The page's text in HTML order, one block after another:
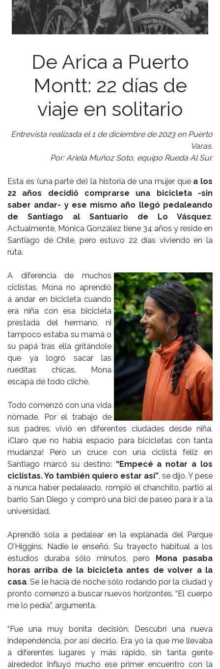
De Arica a Puerto
Montt: 22 días de
viaje en solitario
Entrevista realizada el 1 de diciembre de 2023 en Puerto
Varas.
Por: Ariela Muñoz Soto, equipo Rueda Al Sur.
Esta es (una parte de) la historia de una mujer que a los
22 años decidió comprarse una bicicleta -sin
saber andar- y ese mismo año llegó pedaleando
de Santiago al Santuario de Lo Vásquez.
Actualmente, Mónica González tiene 34 años y reside en
Santiago de Chile, pero estuvo 22 días viviendo en la
ruta.
A diferencia de muchos
ciclistas, Mona no aprendió
a andar en bicicleta cuando
era niña con esa bicicleta
prestada del hermano, ni
tampoco estaba su mamá o
su papá tras ella gritándole
que ya logró sacar las
rueditas chicas. Mona
escapa de todo cliché.
Todo comenzó con una vida
nómade. Por el trabajo de
sus padres, vivió en diferentes ciudades desde niña.
¡Claro que no había espacio para bicicletas con tanta
mudanza! Pero un cruce con una ciclista feliz en
Santiago marcó su destino: “Empecé a notar a los
ciclistas. Yo también quiero estar así”, se dijo. Y pese
a nunca haber pedaleado, rompió el chanchito, partió al
barrio San Diego y compró una bici de paseo para ir a la
universidad.
Aprendió sola a pedalear en la explanada del Parque
O’Higgins. Nadie le enseñó. Su trayecto habitual a los
estudios duraba sólo minutos, pero Mona pasaba
horas arriba de la bicicleta antes de volver a la
casa. Se le hacía de noche sólo rodando por la ciudad y
pronto comenzó a buscar nuevos horizontes. “El cuerpo
me lo pedía”, argumenta.
“Fue una muy bonita decisión. Descubrí una nueva
independencia, por así decirlo. Era yo la que me llevaba
a diferentes lugares y más rápido, sin tanta gente
alrededor. Influyó mucho ese primer encuentro con la